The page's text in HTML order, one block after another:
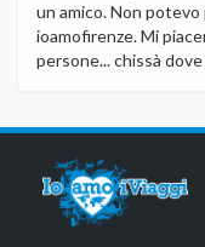
un amico. Non
ioamofirenze. Mi
persone... chissà